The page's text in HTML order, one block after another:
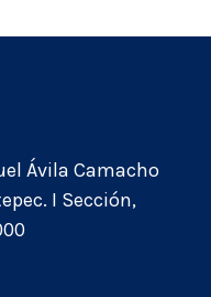
Ávila Camacho
I Sección,